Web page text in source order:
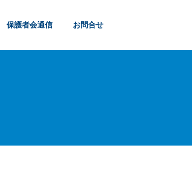
保護者会通信 お問合せ